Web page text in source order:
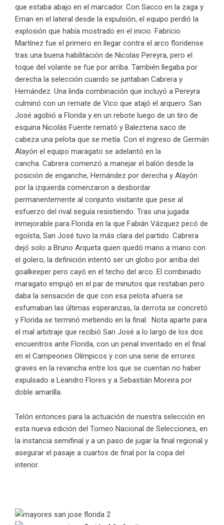
que estaba abajo en el marcador. Con Sacco en la zaga y
Ernan en el lateral desde la expulsión, el equipo perdió la
explosión que había mostrado en el inicio. Fabricio
Martínez fue el primero en llegar contra el arco floridense
tras una buena habilitación de Nicolas Pereyra, pero el
toque del volante se fue por arriba. También llegaba por
derecha la selección cuando se juntaban Cabrera y
Hernández. Una linda combinación que incluyó a Pereyra
culminó con un remate de Vico que atajó el arquero. San
José agobió a Florida y en un rebote luego de un tiro de
esquina Nicolás Fuente remató y Baleztena saco de
cabeza una pelota que se metía. Con el ingreso de Germán
Alayón el equipo maragato se adelantó en la
cancha. Cabrera comenzó a manejar el balón desde la
posición de enganche, Hernández por derecha y Alayón
por la izquierda comenzaron a desbordar
permanentemente al conjunto visitante que pese al
esfuerzo del rival seguía resistiendo. Tras una jugada
inmejorable para Florida en la que Fabián Vázquez pecó de
egoísta, San José tuvo la más clara del partido. Cabrera
dejó solo a Bruno Arqueta quien quedó mano a mano con
el golero, la definición intentó ser un globo por arriba del
goalkeeper pero cayó en el techo del arco. El combinado
maragato empujó en el par de minutos que restaban pero
daba la sensación de que con esa pelota afuera se
esfumaban las últimas esperanzas, la derrota se concretó
y Florida se terminó metiendo en la final. Nota aparte para
el mal arbitraje que recibió San José a lo largo de los dos
encuentros ante Florida, con un penal inventado en el final
en el Campeones Olímpicos y con una serie de errores
graves en la revancha entre los que se cuentan no haber
expulsado a Leandro Flores y a Sebastián Moreira por
doble amarilla.
Telón entonces para la actuación de nuestra selección en
esta nueva edición del Torneo Nacional de Selecciones, en
la instancia semifinal y a un paso de jugar la final regional y
asegurar el pasaje a cuartos de final por la copa del
interior.